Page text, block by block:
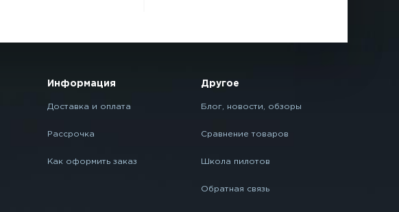
Информация
Доставка и оплата
Рассрочка
Как оформить заказ
Другое
Блог, новости, обзоры
Сравнение товаров
Школа пилотов
Обратная связь